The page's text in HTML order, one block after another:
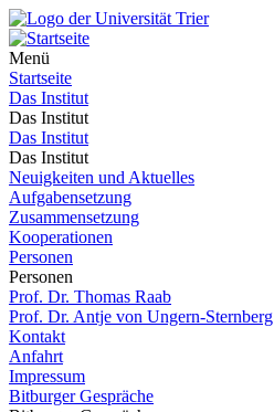
Menü
Startseite
Das Institut
Das Institut
Das Institut
Das Institut
Neuigkeiten und Aktuelles
Aufgabensetzung
Zusammensetzung
Kooperationen
Personen
Personen
Prof. Dr. Thomas Raab
Prof. Dr. Antje von Ungern-Sternberg
Kontakt
Anfahrt
Impressum
Bitburger Gespräche